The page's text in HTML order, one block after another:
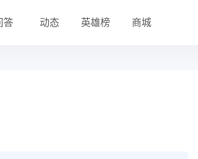
答 动态 英雄榜 商城